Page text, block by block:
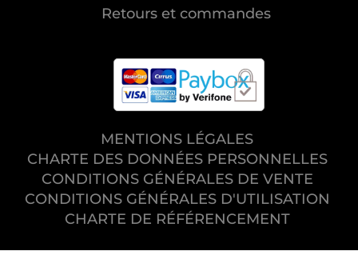
Retours et commandes
MENTIONS LÉGALES
CHARTE DES DONNÉES PERSONNELLES
CONDITIONS GÉNÉRALES DE VENTE
CONDITIONS GÉNÉRALES D'UTILISATION
CHARTE DE RÉFÉRENCEMENT